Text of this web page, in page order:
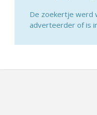
De zoekertje werd
adverteerder of is